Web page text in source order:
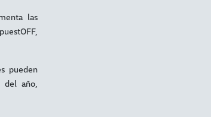
las
pueden
del año,